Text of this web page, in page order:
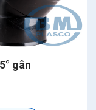
gân